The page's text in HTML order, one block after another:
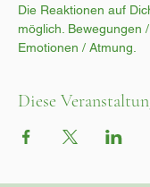
Die Reaktionen auf
möglich. Bewegungen
Emotionen / Atmung.
Diese